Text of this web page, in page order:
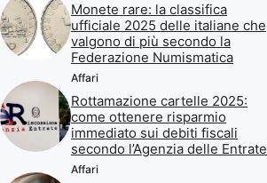
Monete rare: la classifica
ufficiale 2025 delle italiane che
valgono di più secondo la
Federazione Numismatica
Affari
Rottamazione cartelle 2025:
come ottenere risparmio
immediato sui debiti fiscali
secondo l’Agenzia delle Entrate
Affari